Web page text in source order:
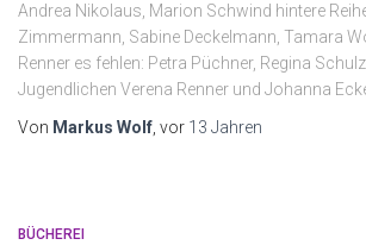
Andrea Nikolaus, Marion Schwind hintere
Zimmermann, Sabine Deckelmann, Tamara
Renner es fehlen: Petra Püchner, Regina
Jugendlichen Verena Renner und Johanna
Von Markus Wolf , vor 13 Jahren
BÜCHEREI